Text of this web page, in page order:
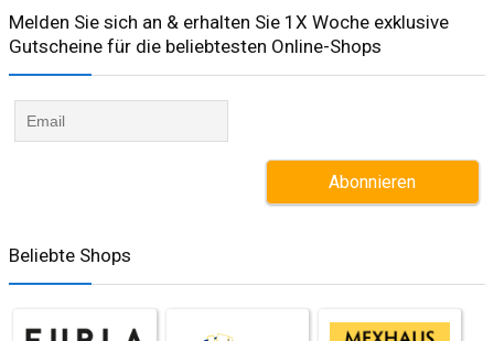
Melden Sie sich an & erhalten Sie 1X Woche exklusive
Gutscheine für die beliebtesten Online-Shops​
Beliebte Shops